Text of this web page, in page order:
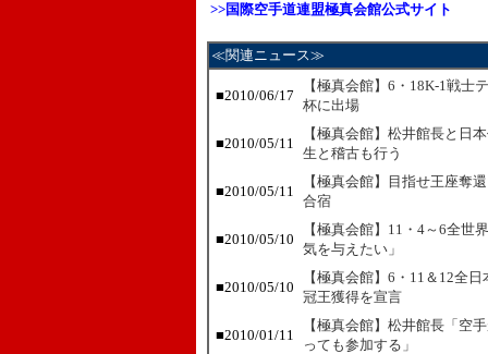
>>国際空手道連盟極真会館公式サイト
≪関連ニュース≫
■2010/06/17
【極真会館】6・18K-1戦士
杯に出場
■2010/05/11
【極真会館】松井館長と日
生と稽古も行う
■2010/05/11
【極真会館】目指せ王座奪
合宿
■2010/05/10
【極真会館】11・4～6全世
気を与えたい」
■2010/05/10
【極真会館】6・11＆12全
冠王獲得を宣言
■2010/01/11
【極真会館】松井館長「空
っても参加する」